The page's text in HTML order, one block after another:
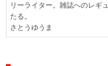
リーライター。雑誌へのレギ
たる。
さとうゆうま